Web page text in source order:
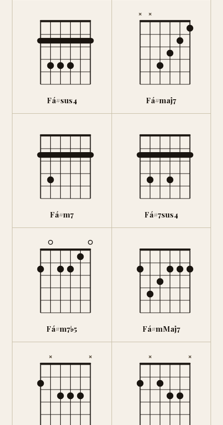
Fá#sus4
× ×
Fá#maj7
Fá#m7 Fá#7sus4
Fá#m7♭5 Fá#mMaj7
× × × ×